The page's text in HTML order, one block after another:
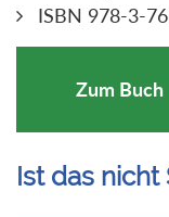
ISBN 978-3-
Zum Buch
Ist das nicht